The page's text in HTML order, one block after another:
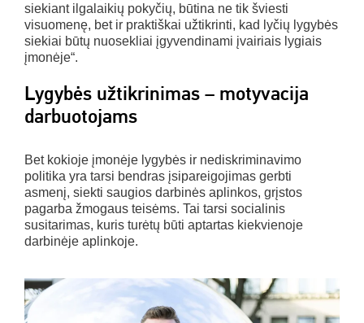
siekiant ilgalaikių pokyčių, būtina ne tik šviesti
visuomenę, bet ir praktiškai užtikrinti, kad lyčių lygybės
siekiai būtų nuosekliai įgyvendinami įvairiais lygiais
įmonėje“.
Lygybės užtikrinimas – motyvacija
darbuotojams
Bet kokioje įmonėje lygybės ir nediskriminavimo
politika yra tarsi bendras įsipareigojimas gerbti
asmenį, siekti saugios darbinės aplinkos, grįstos
pagarba žmogaus teisėms. Tai tarsi socialinis
susitarimas, kuris turėtų būti aptartas kiekvienoje
darbinėje aplinkoje.